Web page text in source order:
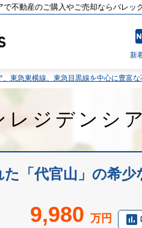
不動産のご購入やご売却ならバレッ
新
東急東横線、東急目黒線を中心に豊富な
レジデンシ
「代官山」の希少
9,980万円 poll